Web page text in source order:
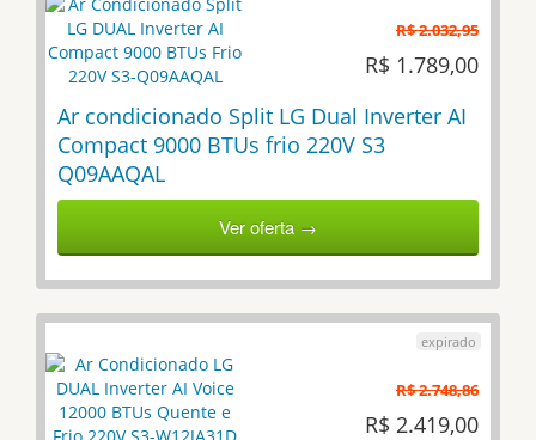
R$ 2.032,95
R$ 1.789,00
Ar condicionado Split LG Dual Inverter AI
Compact 9000 BTUs frio 220V S3
Q09AAQAL
Ver oferta →
R$ 2.748,86
R$ 2.419,00